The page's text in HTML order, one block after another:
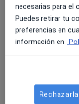
Calle San Pablo
Essential Dental
Primera visita
Mostrar
necesarias para el
Puedes retirar tu
preferencias en
información en